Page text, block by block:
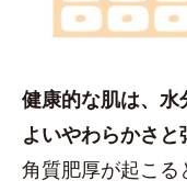
健康的な肌は、
よいやわらかさ
角質肥厚が起こる